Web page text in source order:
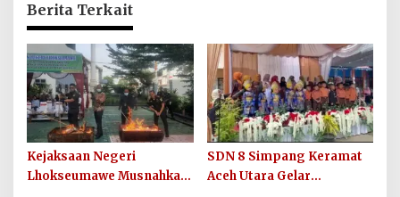
Berita Terkait
Kejaksaan Negeri
Lhokseumawe Musnahkan
SDN 8 Simpang Keramat
Aceh Utara Gelar